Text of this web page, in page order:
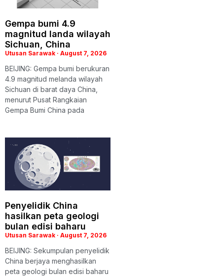
Gempa bumi 4.9
magnitud landa wilayah
Sichuan, China
Utusan Sarawak August 7, 2026
BEIJING: Gempa bumi berukuran
4.9 magnitud melanda wilayah
Sichuan di barat daya China,
menurut Pusat Rangkaian
Gempa Bumi China pada
Penyelidik China
hasilkan peta geologi
bulan edisi baharu
Utusan Sarawak August 7, 2026
BEIJING: Sekumpulan penyelidik
China berjaya menghasilkan
peta geologi bulan edisi baharu